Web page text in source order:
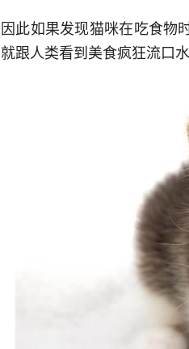
因此如果发现猫咪在吃食物
就跟人类看到美食疯狂流口